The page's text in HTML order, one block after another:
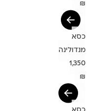
₪
כסא
מנדולינה
1,350
₪